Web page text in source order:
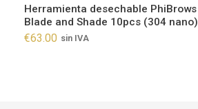
Herramienta desechable PhiBrows
Blade and Shade 10pcs (304 nano)
€63.00 sin IVA